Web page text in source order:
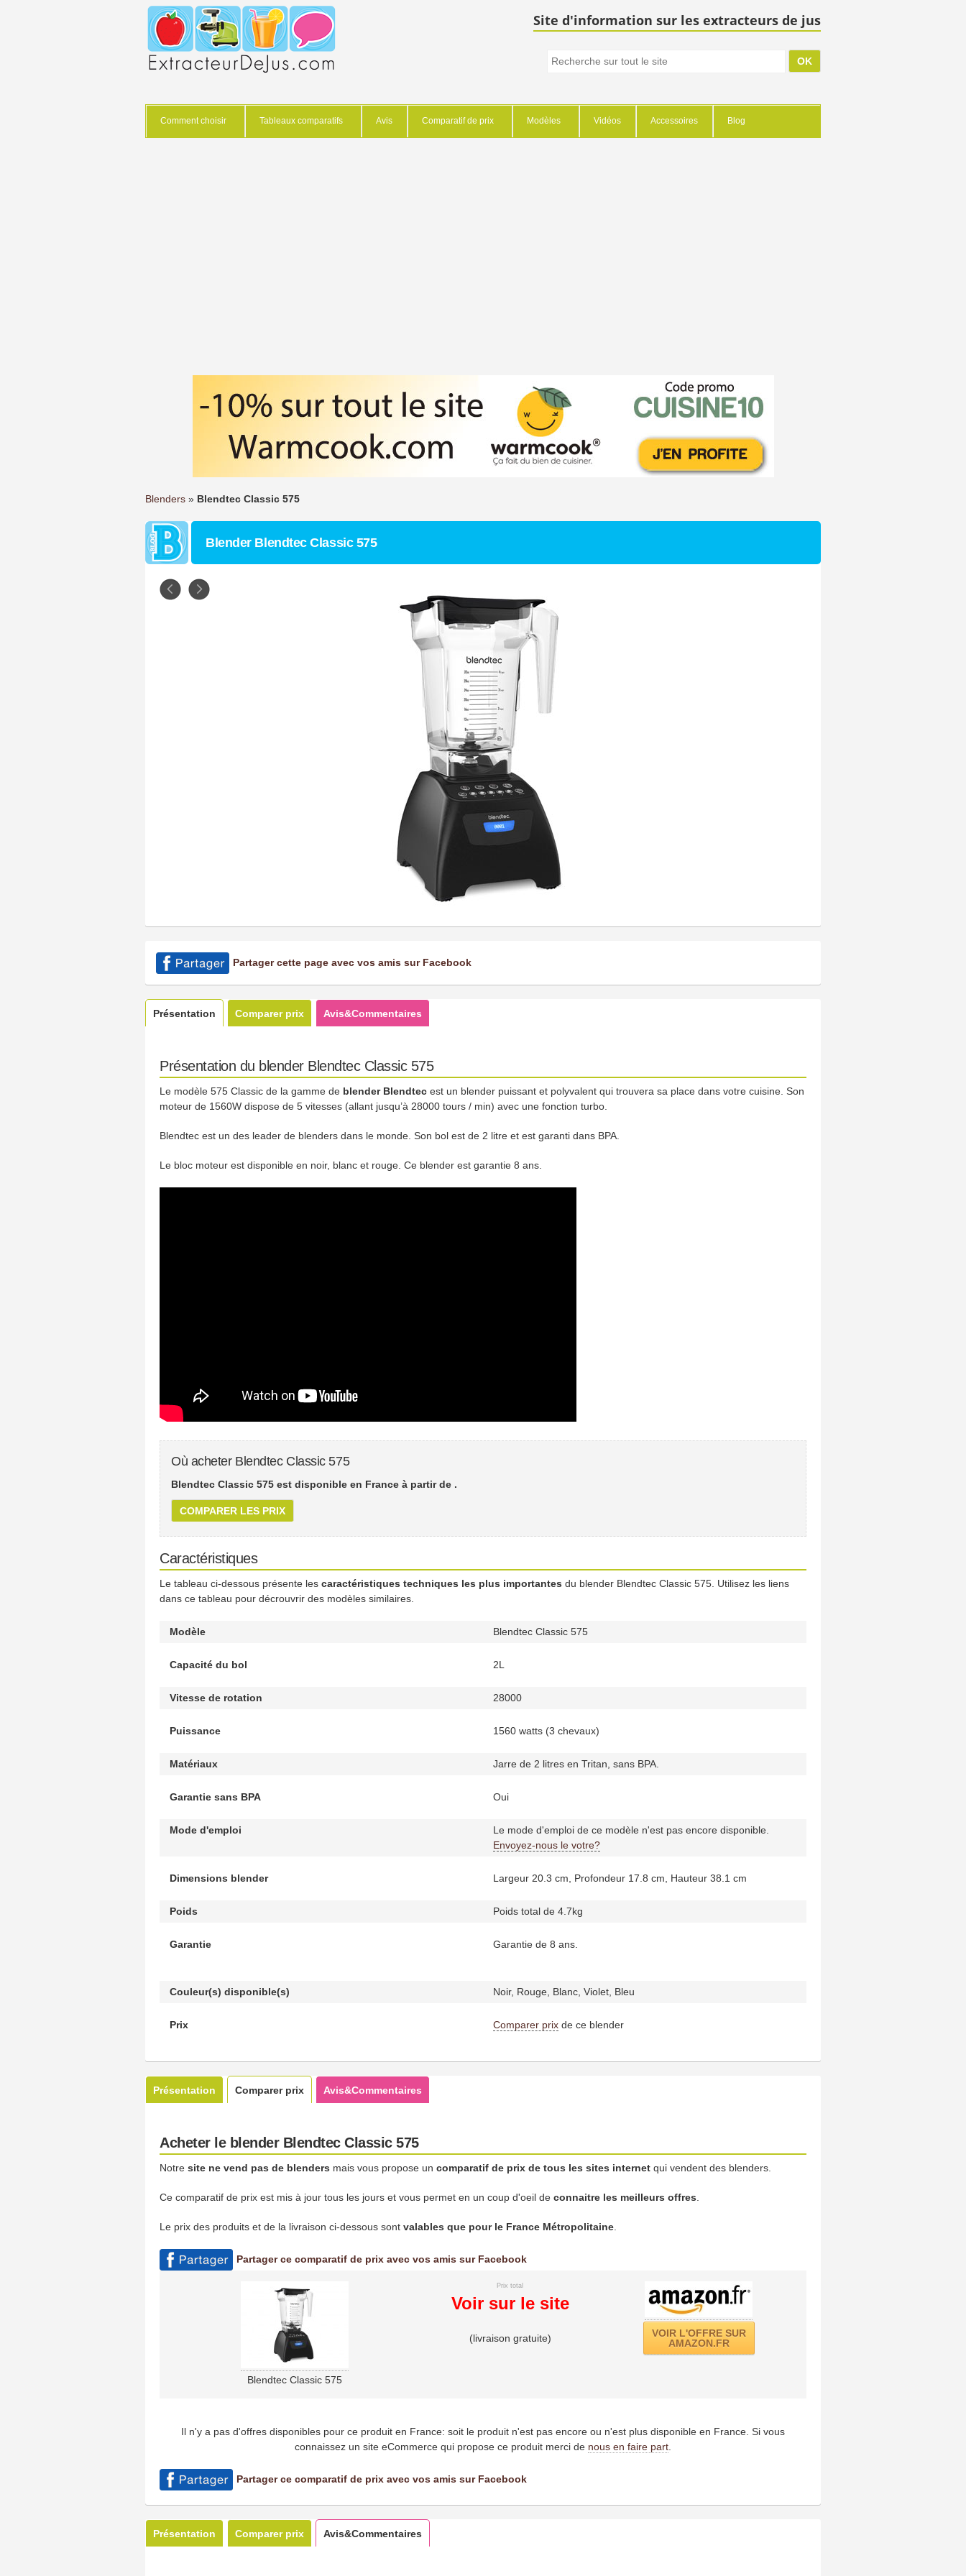
Site d'information sur les extracteurs de jus
Comment choisir Tableaux comparatifs Avis Comparatif de prix Modèles Vidéos Accessoires Blog
Blenders » Blendtec Classic 575
Blender Blendtec Classic 575
Partager cette page avec vos amis sur Facebook
Présentation Comparer prix Avis&Commentaires
Présentation du blender Blendtec Classic 575
Le modèle 575 Classic de la gamme de blender Blendtec est un blender puissant et polyvalent qui trouvera sa place dans votre cuisine. Son
moteur de 1560W dispose de 5 vitesses (allant jusqu’à 28000 tours / min) avec une fonction turbo.
Blendtec est un des leader de blenders dans le monde. Son bol est de 2 litre et est garanti dans BPA.
Le bloc moteur est disponible en noir, blanc et rouge. Ce blender est garantie 8 ans.
Où acheter Blendtec Classic 575
Blendtec Classic 575 est disponible en France à partir de .
COMPARER LES PRIX
Caractéristiques
Le tableau ci-dessous présente les caractéristiques techniques les plus importantes du blender Blendtec Classic 575. Utilisez les liens
dans ce tableau pour décrouvrir des modèles similaires.
Modèle Blendtec Classic 575
Capacité du bol 2L
Vitesse de rotation 28000
Puissance 1560 watts (3 chevaux)
Matériaux Jarre de 2 litres en Tritan, sans BPA.
Garantie sans BPA Oui
Mode d'emploi
Le mode d'emploi de ce modèle n'est pas encore disponible.
Envoyez-nous le votre?
Dimensions blender Largeur 20.3 cm, Profondeur 17.8 cm, Hauteur 38.1 cm
Poids Poids total de 4.7kg
Garantie Garantie de 8 ans.
Couleur(s) disponible(s) Noir, Rouge, Blanc, Violet, Bleu
Prix Comparer prixde ce blender
Présentation Comparer prix Avis&Commentaires
Acheter le blender Blendtec Classic 575
Notre site ne vend pas de blenders mais vous propose un comparatif de prix de tous les sites internet qui vendent des blenders.
Ce comparatif de prix est mis à jour tous les jours et vous permet en un coup d'oeil de connaitre les meilleurs offres
Le prix des produits et de la livraison ci-dessous sont valables que pour le France Métropolitaine
Partager ce comparatif de prix avec vos amis sur Facebook
Blendtec Classic 575
Prix total
Voir sur le site
(livraison gratuite)
VOIR L'OFFRE SUR
AMAZON.FR
Il n'y a pas d'offres disponibles pour ce produit en France: soit le produit n'est pas encore ou n'est plus disponible en France. Si vous
connaissez un site eCommerce qui propose ce produit merci de nous en faire part
Partager ce comparatif de prix avec vos amis sur Facebook
Présentation Comparer prix Avis&Commentaires